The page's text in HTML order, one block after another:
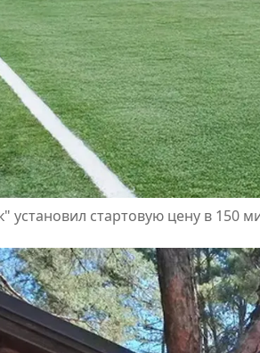
установил стартовую цену в 150